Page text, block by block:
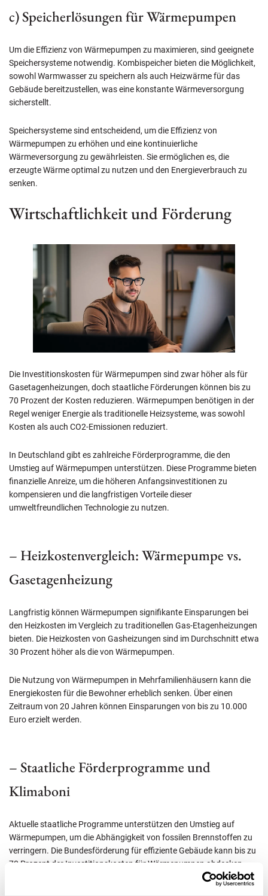
c) Speicherlösungen für Wärmepumpen
Um die Effizienz von Wärmepumpen zu maximieren, sind geeignete
Speichersysteme notwendig. Kombispeicher bieten die Möglichkeit,
sowohl Warmwasser zu speichern als auch Heizwärme für das
Gebäude bereitzustellen, was eine konstante Wärmeversorgung
sicherstellt.
Speichersysteme sind entscheidend, um die Effizienz von
Wärmepumpen zu erhöhen und eine kontinuierliche
Wärmeversorgung zu gewährleisten. Sie ermöglichen es, die
erzeugte Wärme optimal zu nutzen und den Energieverbrauch zu
senken.
Wirtschaftlichkeit und Förderung
Die Investitionskosten für Wärmepumpen sind zwar höher als für
Gasetagenheizungen, doch staatliche Förderungen können bis zu
70 Prozent der Kosten reduzieren. Wärmepumpen benötigen in der
Regel weniger Energie als traditionelle Heizsysteme, was sowohl
Kosten als auch CO2-Emissionen reduziert.
In Deutschland gibt es zahlreiche Förderprogramme, die den
Umstieg auf Wärmepumpen unterstützen. Diese Programme bieten
finanzielle Anreize, um die höheren Anfangsinvestitionen zu
kompensieren und die langfristigen Vorteile dieser
umweltfreundlichen Technologie zu nutzen.
– Heizkostenvergleich: Wärmepumpe vs.
Gasetagenheizung
Langfristig können Wärmepumpen signifikante Einsparungen bei
den Heizkosten im Vergleich zu traditionellen Gas-Etagenheizungen
bieten. Die Heizkosten von Gasheizungen sind im Durchschnitt etwa
30 Prozent höher als die von Wärmepumpen.
Die Nutzung von Wärmepumpen in Mehrfamilienhäusern kann die
Energiekosten für die Bewohner erheblich senken. Über einen
Zeitraum von 20 Jahren können Einsparungen von bis zu 10.000
Euro erzielt werden.
– Staatliche Förderprogramme und
Klimaboni
Aktuelle staatliche Programme unterstützen den Umstieg auf
Wärmepumpen, um die Abhängigkeit von fossilen Brennstoffen zu
verringern. Die Bundesförderung für effiziente Gebäude kann bis zu
70 Prozent der Investitionskosten für Wärmepumpen abdecken.